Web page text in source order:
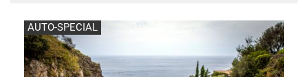
AUTO-SPECIAL